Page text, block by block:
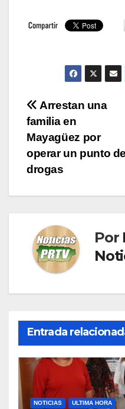
Navegación
de
entradas
Arrestan una
familia en
Mayagüez por
operar un punto de
drogas
Por
Entrada
NOTICIAS ULTIMA HORA